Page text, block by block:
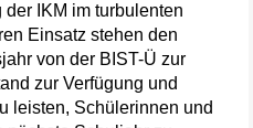
IKM im turbulenten
Einsatz stehen den
von der BIST-Ü zur
zur Verfügung und
leisten, Schülerinnen und